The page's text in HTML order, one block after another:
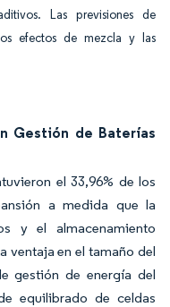
Las previsiones de
efectos de mezcla y las
Gestión de Baterías
el 33,96% de los
a medida que la
y el almacenamiento
ventaja en el tamaño del
gestión de energía del
equilibrado de celdas